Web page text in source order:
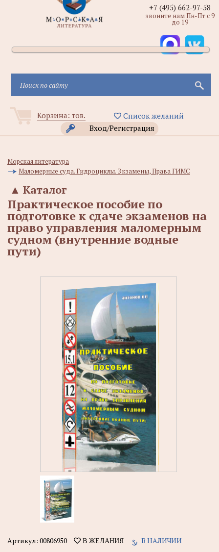
Корзина: тов.
Список желаний
Вход/Регистрация
+7 (495) 662-97-58
звоните нам Пн-Пт с 9
до 19
Морская литература
Маломерные суда. Гидроциклы. Экзамены, Права ГИМС
Каталог
▲
Практическое пособие по
подготовке к сдаче экзаменов на
право управления маломерным
судном (внутренние водные
пути)
Артикул: 00806950 В ЖЕЛАНИЯ В НАЛИЧИИ